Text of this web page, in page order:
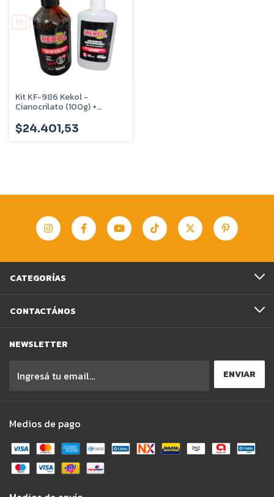
Kit KF-986 Kekol -
Cianocrilato (100g) +
$24.401,53
CATEGORÍAS
CONTACTÁNOS
NEWSLETTER
Medios de pago